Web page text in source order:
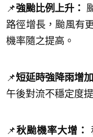
📌強颱比例上升：
路徑增長，颱風有
機率隨之提高。
📌短延時強降雨增加
午後對流不穩定度
📌秋颱機率大增：